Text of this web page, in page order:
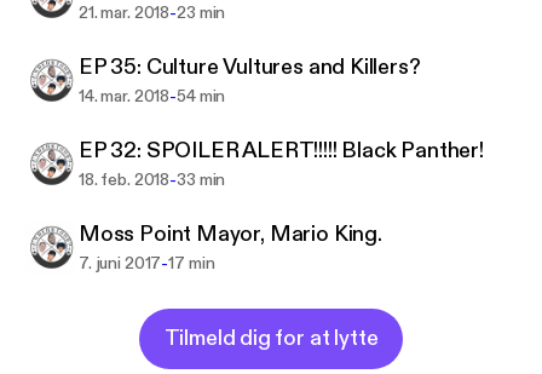
21. mar. 2018-23 min
EP 35: Culture Vultures and Killers?
14. mar. 2018-54 min
EP 32: SPOILER ALERT!!!!! Black Panther!
18. feb. 2018-33 min
Moss Point Mayor, Mario King.
7. juni 2017-17 min
Tilmeld dig for at lytte